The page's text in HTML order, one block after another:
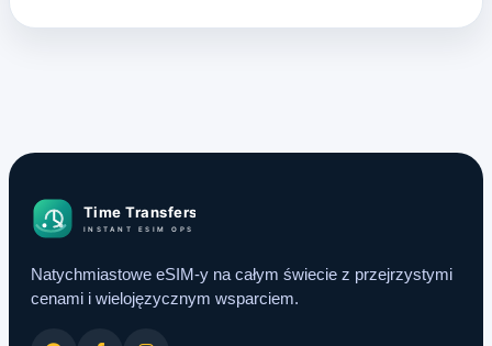
Natychmiastowe eSIM-y na całym świecie z przejrzystymi
cenami i wielojęzycznym wsparciem.